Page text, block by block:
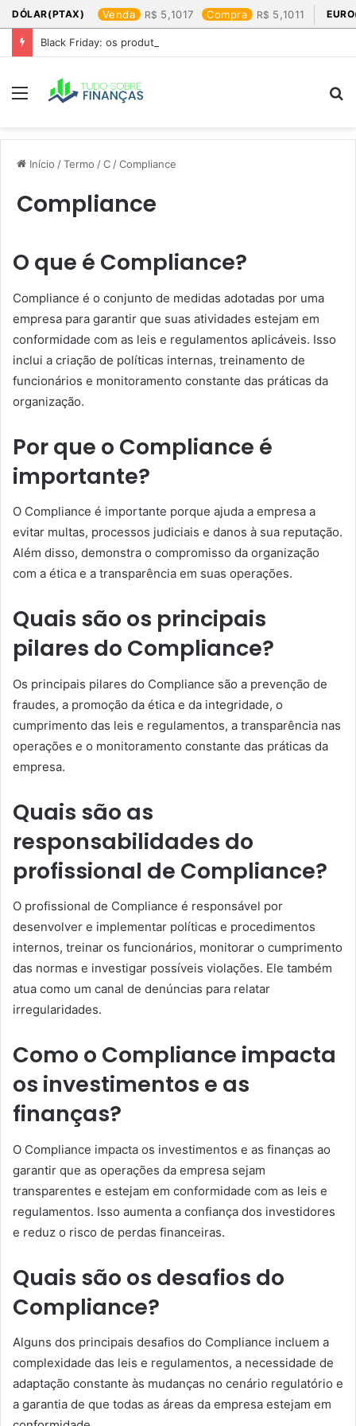
DÓLAR(PTAX) Venda 5,1017 Compra 5,1011
Black Friday: os produtos que mais valem a pena
Menu
Início /Termo /C /Compliance
Compliance
O que é Compliance?
Compliance é o conjunto de medidas adotadas por uma
empresa para garantir que suas atividades estejam em
conformidade com as leis e regulamentos aplicáveis. Isso
inclui a criação de políticas internas, treinamento de
funcionários e monitoramento constante das práticas da
organização.
Por que o Compliance é
importante?
O Compliance é importante porque ajuda a empresa a
evitar multas, processos judiciais e danos à sua reputação.
Além disso, demonstra o compromisso da organização
com a ética e a transparência em suas operações.
Quais são os principais
pilares do Compliance?
Os principais pilares do Compliance são a prevenção de
fraudes, a promoção da ética e da integridade, o
cumprimento das leis e regulamentos, a transparência nas
operações e o monitoramento constante das práticas da
empresa.
Quais são as
responsabilidades do
profissional de Compliance?
O profissional de Compliance é responsável por
desenvolver e implementar políticas e procedimentos
internos, treinar os funcionários, monitorar o cumprimento
das normas e investigar possíveis violações. Ele também
atua como um canal de denúncias para relatar
irregularidades.
Como o Compliance impacta
os investimentos e as
finanças?
O Compliance impacta os investimentos e as finanças ao
garantir que as operações da empresa sejam
transparentes e estejam em conformidade com as leis e
regulamentos. Isso aumenta a confiança dos investidores
e reduz o risco de perdas financeiras.
Quais são os desafios do
Compliance?
Alguns dos principais desafios do Compliance incluem a
complexidade das leis e regulamentos, a necessidade de
adaptação constante às mudanças no cenário regulatório e
a garantia de que todas as áreas da empresa estejam em